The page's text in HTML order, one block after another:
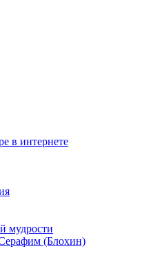
в интернете
мудрости
(Блохин)